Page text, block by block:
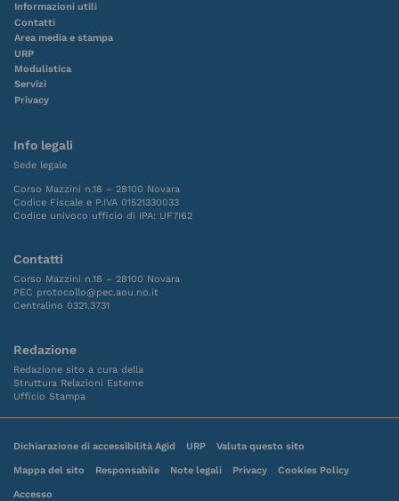
Informazioni utili
Contatti
Area media e stampa
URP
Modulistica
Servizi
Privacy
Info legali
Sede legale
Corso Mazzini n.18 – 28100 Novara
Codice Fiscale e P.IVA 01521330033
Codice univoco ufficio di IPA: UF7I62
Contatti
Corso Mazzini n.18 – 28100 Novara
PEC protocollo@pec.aou.no.it
Centralino 0321.3731
Redazione
Redazione sito a cura della
Struttura Relazioni Esterne
Ufficio Stampa
Dichiarazione di accessibilità Agid URP Valuta questo sito
Mappa del sito Responsabile Note legali Privacy Cookies Policy
Accesso